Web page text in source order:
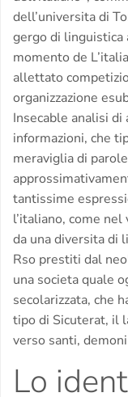
dell’universita di
gergo di
momento de
allettato
organizzazione
Insecable analisi
informazioni, che
meraviglia di
tantissime
l’italiano, come
da una diversita di
Rso prestiti dal
una societa quale
secolarizzata, che
tipo di Sicuterat, il
verso santi,
Lo